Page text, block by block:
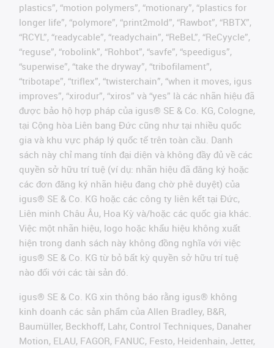
plastics”, “motion polymers”, “motionary”, “plastics for
longer life”, “polymore”, “print2mold”, “Rawbot”, “RBTX”,
“RCYL”, “readycable”, “readychain”, “ReBeL”, “ReCyycle”,
“reguse”, “robolink”, “Rohbot”, “savfe”, “speedigus”,
“superwise”, “take the dryway”, “tribofilament”,
“tribotape”, “triflex”, “twisterchain”, “when it moves, igus
improves”, “xirodur”, “xiros” và “yes” là các nhãn hiệu đã
được bảo hộ hợp pháp của igus® SE & Co. KG, Cologne,
tại Cộng hòa Liên bang Đức cũng như tại nhiều quốc
gia và khu vực pháp lý quốc tế trên toàn cầu. Danh
sách này chỉ mang tính đại diện và không đầy đủ về các
quyền sở hữu trí tuệ (ví dụ: nhãn hiệu đã đăng ký hoặc
các đơn đăng ký nhãn hiệu đang chờ phê duyệt) của
igus® SE & Co. KG hoặc các công ty liên kết tại Đức,
Liên minh Châu Âu, Hoa Kỳ và/hoặc các quốc gia khác.
Việc một nhãn hiệu, logo hoặc khẩu hiệu không xuất
hiện trong danh sách này không đồng nghĩa với việc
igus® SE & Co. KG từ bỏ bất kỳ quyền sở hữu trí tuệ
nào đối với các tài sản đó.
igus® SE & Co. KG xin thông báo rằng igus® không
kinh doanh các sản phẩm của Allen Bradley, B&R,
Baumüller, Beckhoff, Lahr, Control Techniques, Danaher
Motion, ELAU, FAGOR, FANUC, Festo, Heidenhain, Jetter,